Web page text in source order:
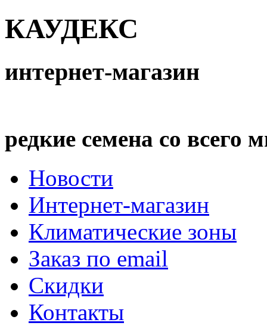
КАУДЕКС
интернет-магазин
редкие семена со всего
Новости
Интернет-магазин
Климатические зоны
Заказ по email
Скидки
Контакты